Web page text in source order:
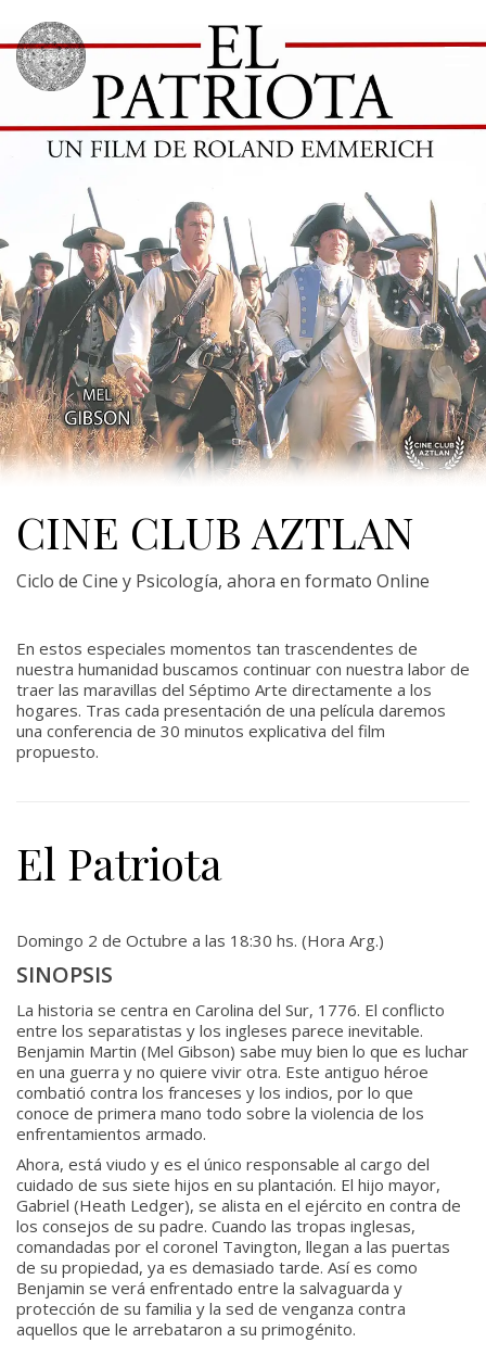
CINE CLUB AZTLAN
Ciclo de Cine y Psicología, ahora en formato Online
En estos especiales momentos tan trascendentes de
nuestra humanidad buscamos continuar con nuestra labor de
traer las maravillas del Séptimo Arte directamente a los
hogares. Tras cada presentación de una película daremos
una conferencia de 30 minutos explicativa del film
propuesto.
El Patriota
Domingo 2 de Octubre a las 18:30 hs. (Hora Arg.)
SINOPSIS
La historia se centra en Carolina del Sur, 1776. El conflicto
entre los separatistas y los ingleses parece inevitable.
Benjamin Martin (Mel Gibson) sabe muy bien lo que es luchar
en una guerra y no quiere vivir otra. Este antiguo héroe
combatió contra los franceses y los indios, por lo que
conoce de primera mano todo sobre la violencia de los
enfrentamientos armado.
Ahora, está viudo y es el único responsable al cargo del
cuidado de sus siete hijos en su plantación. El hijo mayor,
Gabriel (Heath Ledger), se alista en el ejército en contra de
los consejos de su padre. Cuando las tropas inglesas,
comandadas por el coronel Tavington, llegan a las puertas
de su propiedad, ya es demasiado tarde. Así es como
Benjamin se verá enfrentado entre la salvaguarda y
protección de su familia y la sed de venganza contra
aquellos que le arrebataron a su primogénito.